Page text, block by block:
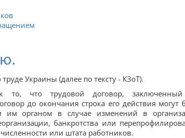
Украины (далее по тексту - КЗоТ).
то, что трудовой договор,
до окончания строка его действия могут
им органом в случае изменений в
банкротства или
или штата работников.